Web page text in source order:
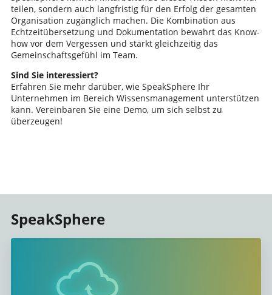
teilen, sondern auch langfristig für den Erfolg der gesamten
Organisation zugänglich machen. Die Kombination aus
Echtzeitübersetzung und Dokumentation bewahrt das Know-
how vor dem Vergessen und stärkt gleichzeitig das
Gemeinschaftsgefühl im Team.
Sind Sie interessiert?
Erfahren Sie mehr darüber, wie SpeakSphere Ihr
Unternehmen im Bereich Wissensmanagement unterstützen
kann. Vereinbaren Sie eine Demo, um sich selbst zu
überzeugen!
SpeakSphere